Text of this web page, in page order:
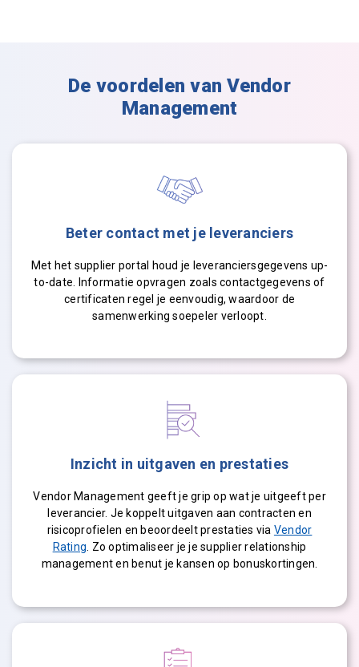
De voordelen van Vendor
Management
Beter contact met je leveranciers
Met het supplier portal houd je leveranciersgegevens up-
to-date. Informatie opvragen zoals contactgegevens of
certificaten regel je eenvoudig, waardoor de
samenwerking soepeler verloopt.
Inzicht in uitgaven en prestaties
VendorManagement geeft je grip op wat je uitgeeft per
leverancier. Je koppelt uitgaven aan contracten en
risicoprofielen en beoordeelt prestaties via Vendor
Rating . Zo optimaliseer je jesupplier relationship
management en benut je kansen op bonuskortingen.